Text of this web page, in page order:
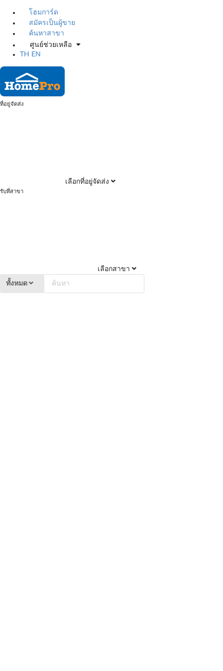
โฮมการ์ด
สมัครเป็นผู้ขาย
ค้นหาสาขา
ศูนย์ช่วยเหลือ
TH
EN
ที่อยู่จัดส่ง
เลือกที่อยู่จัดส่ง
รับที่สาขา
เลือกสาขา
ทั้งหมด